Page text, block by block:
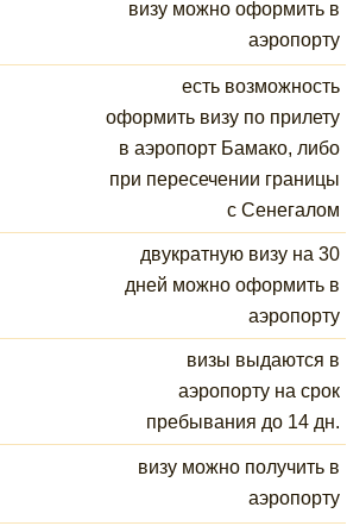
визу можно оформить в
аэропорту
есть возможность
оформить визу по прилету
в аэропорт Бамако, либо
при пересечении границы
с Сенегалом
двукратную визу на 30
дней можно оформить в
аэропорту
визы выдаются в
аэропорту на срок
пребывания до 14 дн.
визу можно получить в
аэропорту